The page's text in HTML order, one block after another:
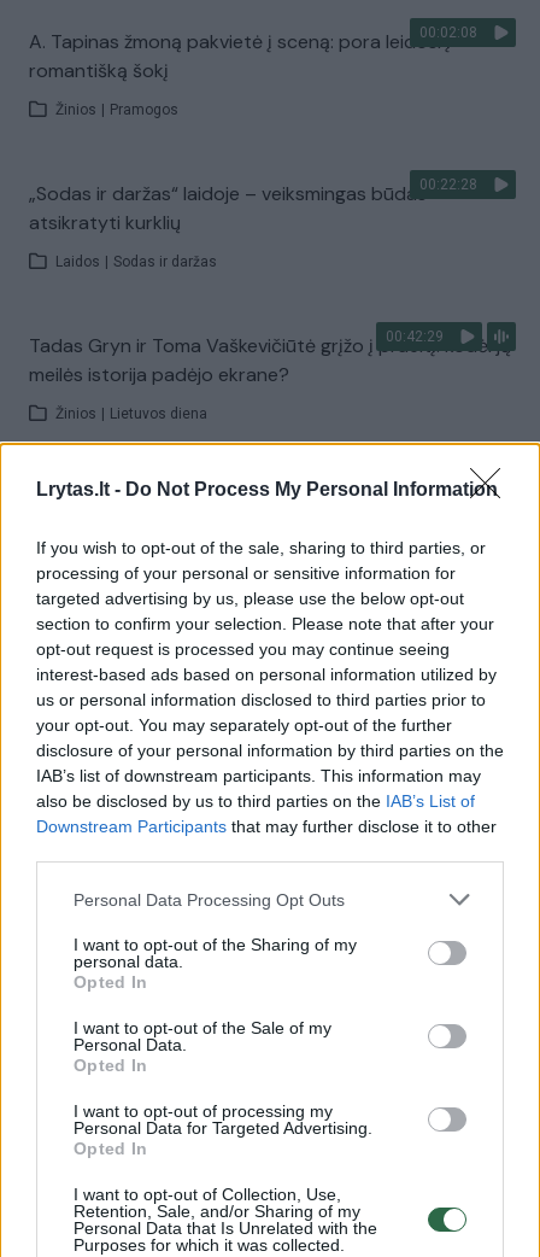
Lrytas.lt - Do Not Process My Personal Information
If you wish to opt-out of the sale, sharing to third parties, or
processing of your personal or sensitive information for
targeted advertising by us, please use the below opt-out
section to confirm your selection. Please note that after your
opt-out request is processed you may continue seeing
interest-based ads based on personal information utilized by
us or personal information disclosed to third parties prior to
your opt-out. You may separately opt-out of the further
disclosure of your personal information by third parties on the
IAB’s list of downstream participants. This information may
also be disclosed by us to third parties on the IAB’s List of
Downstream Participants that may further disclose it to other
Personal Data Processing Opt Outs
I want to opt-out of the Sharing of my
personal data.
Opted In
I want to opt-out of the Sale of my
Personal Data.
Opted In
I want to opt-out of processing my
Personal Data for Targeted Advertising.
Opted In
I want to opt-out of Collection, Use,
Retention, Sale, and/or Sharing of my
Personal Data that Is Unrelated with the
Purposes for which it was collected.
00:02:08
A. Tapinas žmoną pakvietė į sceną: pora leidosi į
romantišką šokį
Žinios Pramogos
00:22:28
„Sodas ir daržas“ laidoje – veiksmingas būdas
atsikratyti kurklių
Laidos Sodas ir daržas
00:42:29
Tadas Gryn ir Toma Vaškevičiūtė grįžo į praeitį: kodėl jų
meilės istorija padėjo ekrane?
Žinios Lietuvos diena
00:21:19
„Žinios“ 2026-08-08
Visi įrašai
Žiūrimiausi įrašai
00:00:30
Vaizdai iš tragiškos avarijos Vilniaus r.: dviejų moterų ir
00:00:57
Savaitės vidurys nusimato karštas: temperatūra kils iki
32 laipsnių šilumos
Žinios | Orai
00:15:54
V. Zalužno pasisakymą laiko bandymu įsitvirtinti
Ukrainos politikoje: jis yra neteisus
Laidos | Nauja diena